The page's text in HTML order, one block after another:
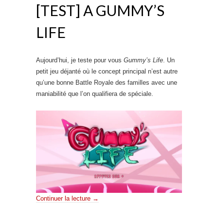
[TEST] A GUMMY’S
LIFE
Aujourd’hui, je teste pour vous Gummy’s Life. Un
petit jeu déjanté où le concept principal n’est autre
qu’une bonne Battle Royale des familles avec une
maniabilité que l’on qualifiera de spéciale.
Continuer la lecture →